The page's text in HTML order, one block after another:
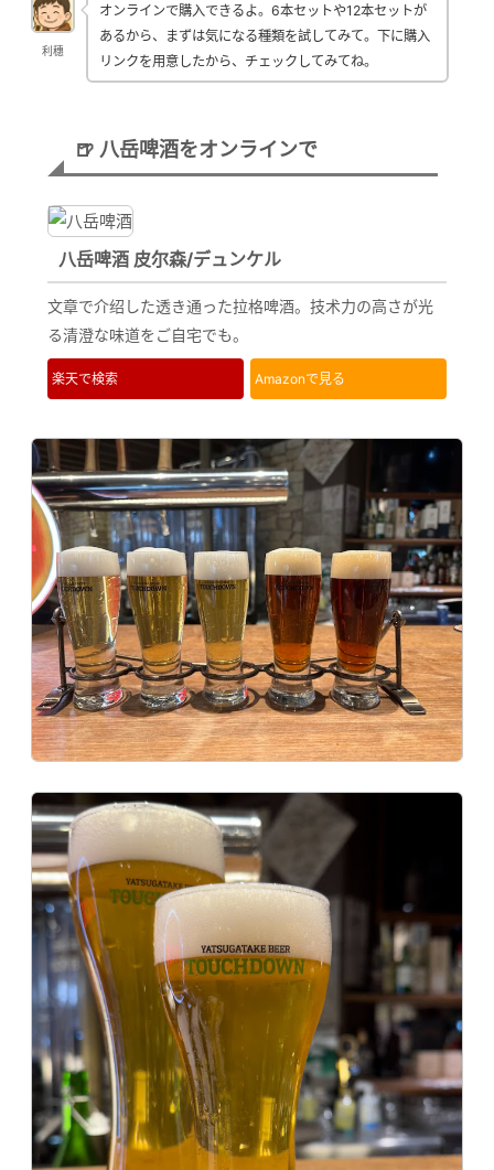
利穗
オンラインで購入できるよ。6本セットや12本セットが
あるから、まずは気になる種類を試してみて。下に購入
リンクを用意したから、チェックしてみてね。
🍺 八岳啤酒をオンラインで
八岳啤酒 皮尔森/デュンケル
文章で介绍した透き通った拉格啤酒。技术力の高さが光
る清澄な味道をご自宅でも。
楽天で検索 Amazonで見る